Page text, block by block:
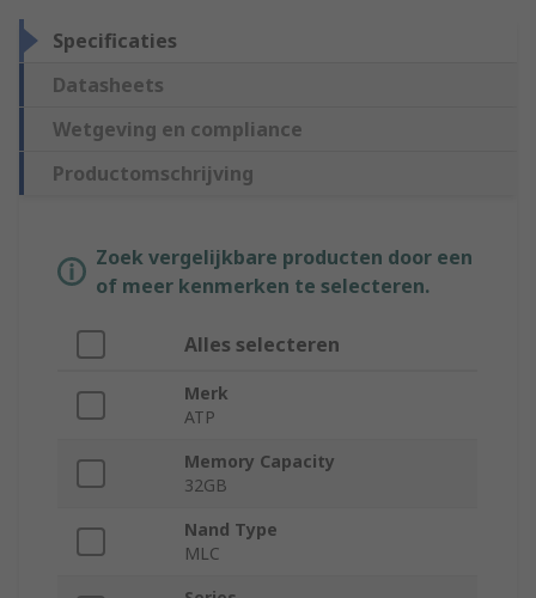
Specificaties
Datasheets
Wetgeving en compliance
Productomschrijving
Zoek vergelijkbare producten door een
of meer kenmerken te selecteren.
Alles selecteren
Merk
ATP
Memory Capacity
32GB
Nand Type
MLC